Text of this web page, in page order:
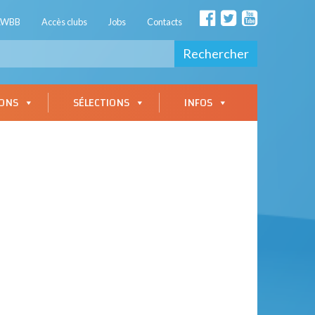
Accès clubs Jobs Contacts
Rechercher
SÉLECTIONS INFOS